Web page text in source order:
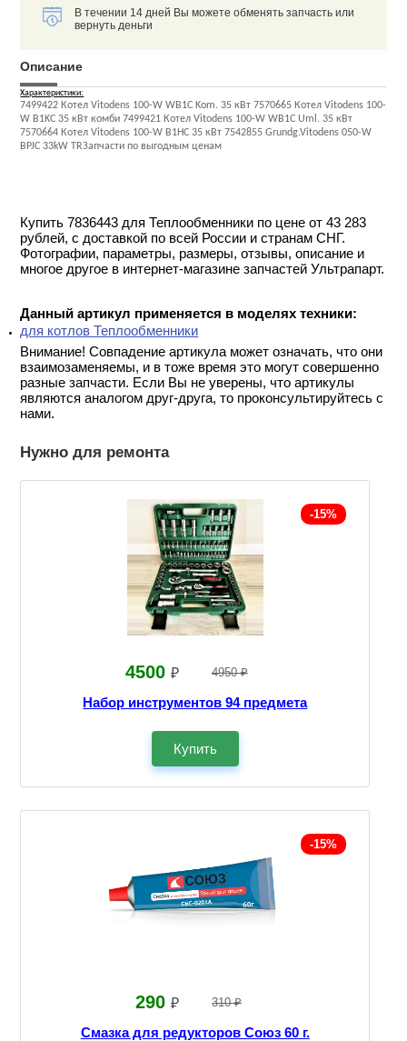
В течении 14 дней Вы можете обменять запчасть или
вернуть деньги
Описание
Характеристики:
7499422 Котел Vitodens 100-W WB1C Kom. 35 кВт 7570665 Котел Vitodens 100-
W B1KC 35 кВт комби 7499421 Котел Vitodens 100-W WB1C Uml. 35 кВт
7570664 Котел Vitodens 100-W B1HC 35 кВт 7542855 Grundg.Vitodens 050-W
BPJC 33kW TRЗапчасти по выгодным ценам
Купить 7836443 для Теплообменники по цене от 43 283
рублей, с доставкой по всей России и странам СНГ.
Фотографии, параметры, размеры, отзывы, описание и
многое другое в интернет-магазине запчастей Ультрапарт.
Данный артикул применяется в моделях техники:
для котлов Теплообменники
Внимание! Совпадение артикула может означать, что они
взаимозаменяемы, и в тоже время это могут совершенно
разные запчасти. Если Вы не уверены, что артикулы
являются аналогом друг-друга, то проконсультируйтесь с
нами.
Нужно для ремонта
-15%
4500 ₽ 4950 ₽
Набор инструментов 94 предмета
Купить
-15%
290 ₽ 310 ₽
Смазка для редукторов Союз 60 г.